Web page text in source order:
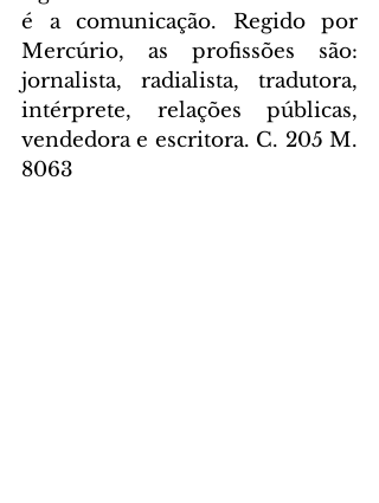
é a comunicação. Regido por
Mercúrio, as profissões são:
jornalista, radialista, tradutora,
intérprete, relações públicas,
vendedora e escritora. C. 205 M.
8063